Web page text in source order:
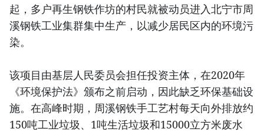
起，多户再生钢铁作坊的村民就被动员进入北宁市周
溪钢铁工业集群集中生产，以减少居民区内的环境污
染。
该项目由基层人民委员会担任投资主体，在2020年
《环境保护法》颁布之前启动，因此缺乏环保基础设
施。在高峰时期，周溪钢铁手工艺村每天向外排放约
150吨工业垃圾、1吨生活垃圾和15000立方米废水